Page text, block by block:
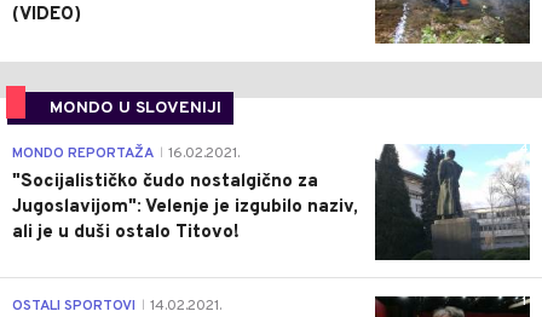
(VIDEO)
MONDO U SLOVENIJI
4
MONDO REPORTAŽA 16.02.2021.
"Socijalističko čudo nostalgično za
Jugoslavijom": Velenje je izgubilo naziv,
ali je u duši ostalo Titovo!
1
OSTALI SPORTOVI 14.02.2021.